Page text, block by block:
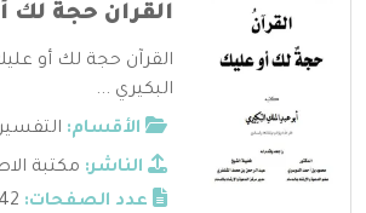
القران حجة لك
القرآن حجة لك أو
البكيري ...
الأقسام:
الناشر: مكتبة
عدد الصفحات: